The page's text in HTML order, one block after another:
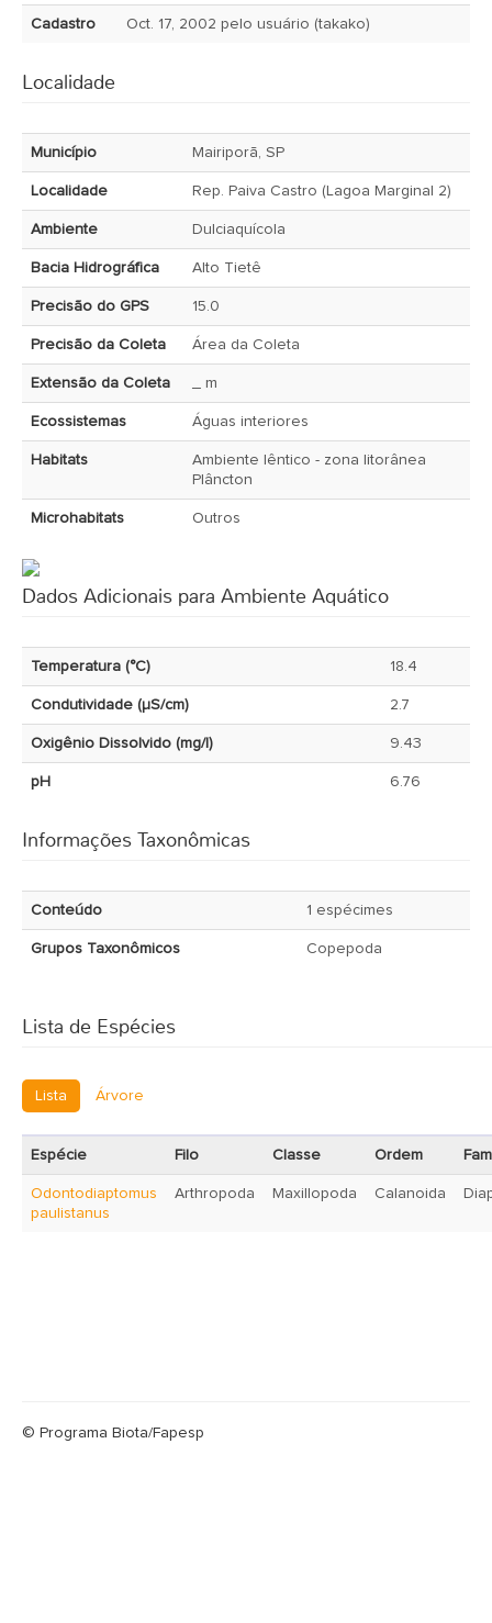
Cadastro Oct. 17, 2002 pelo usuário (takako)
Localidade
Município Mairiporã, SP
Localidade Rep. Paiva Castro (Lagoa Marginal 2)
Ambiente Dulciaquícola
Bacia Hidrográfica Alto Tietê
Precisão do GPS 15.0
Precisão da Coleta Área da Coleta
Extensão da Coleta _ m
Ecossistemas Águas interiores
Habitats
Ambiente lêntico - zona litorânea
Plâncton
Microhabitats Outros
Dados Adicionais para Ambiente Aquático
Temperatura (°C) 18.4
Condutividade (µS/cm) 2.7
Oxigênio Dissolvido (mg/l) 9.43
pH 6.76
Informações Taxonômicas
Conteúdo 1 espécimes
Grupos Taxonômicos Copepoda
Lista de Espécies
Lista Árvore
Espécie Filo Classe Ordem
Odontodiaptomus
paulistanus
Arthropoda Maxillopoda Calanoida
© Programa Biota/Fapesp